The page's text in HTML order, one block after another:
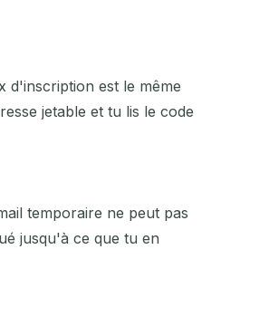
d'inscription est le même
jetable et tu lis le code
temporaire ne peut pas
jusqu'à ce que tu en